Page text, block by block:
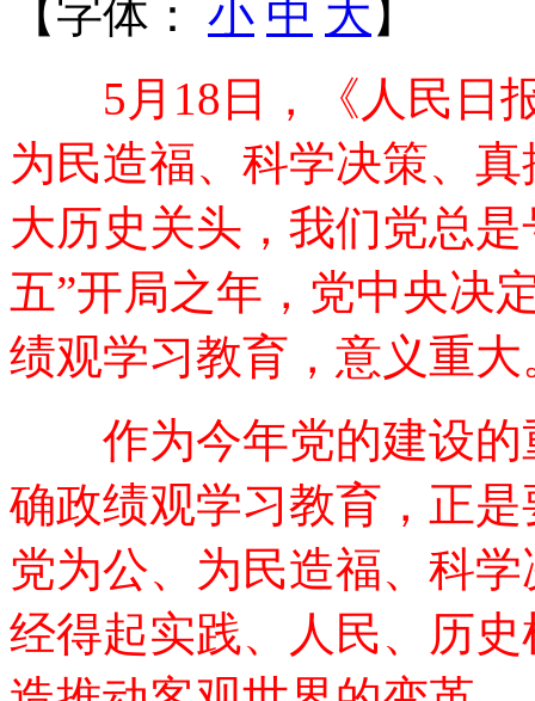
【字体： 小 中 大 】
5月18日，《人民日报
为民造福、科学决策、
大历史关头，我们党总
五”开局之年，党中央决
绩观学习教育，意义重大
作为今年党的建设的
确政绩观学习教育，正
党为公、为民造福、科
经得起实践、人民、历